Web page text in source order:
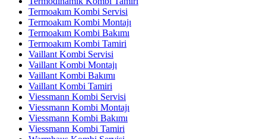
Termoakım Kombi Servisi
Termoakım Kombi Montajı
Termoakım Kombi Bakımı
Termoakım Kombi Tamiri
Vaillant Kombi Servisi
Vaillant Kombi Montajı
Vaillant Kombi Bakımı
Vaillant Kombi Tamiri
Viessmann Kombi Servisi
Viessmann Kombi Montajı
Viessmann Kombi Bakımı
Viessmann Kombi Tamiri